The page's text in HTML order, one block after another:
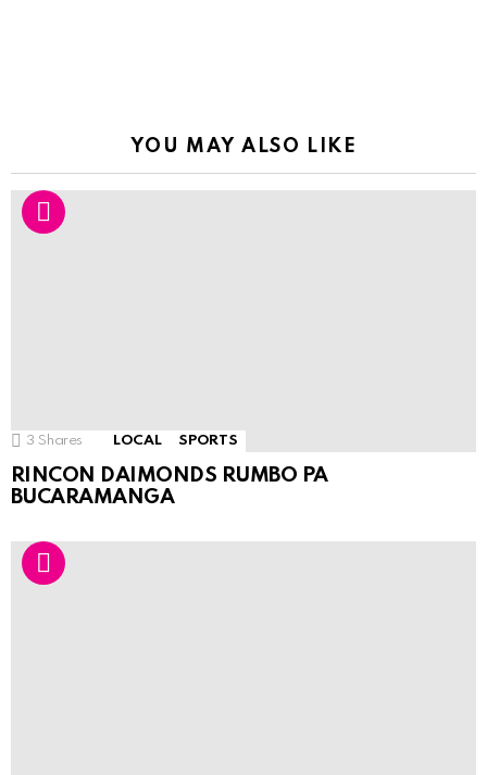
YOU MAY ALSO LIKE
3 Shares LOCAL SPORTS
RINCON DAIMONDS RUMBO PA
BUCARAMANGA